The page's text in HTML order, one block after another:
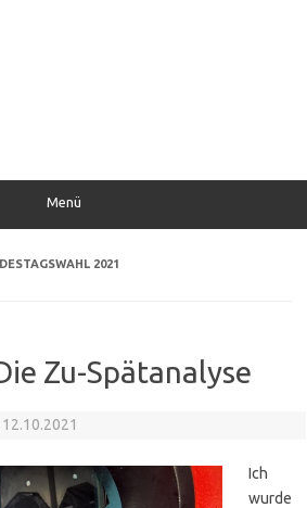
Menü
2021
Zu-Spätanalyse
12.10.2021
Ich
wurde